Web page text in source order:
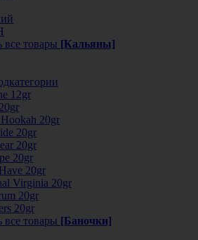
все товары [Кальяны]
12gr
20gr
20gr
20gr
20gr
20gr
Virginia 20gr
20gr
20gr
все товары [Баночки]